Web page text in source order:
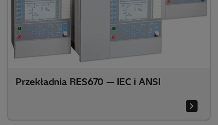
Przekładnia RES670 — IEC i ANSI